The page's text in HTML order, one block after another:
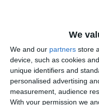
We
We and our partners store
device, such as cookies
unique identifiers and
personalised advertising
measurement, audience
With your permission we
Sursă: rejust.ro și portal
PRECIZĂRI: